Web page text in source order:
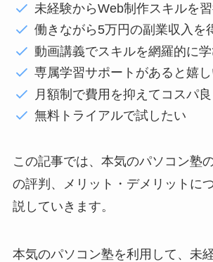
未経験からWeb制作スキルを
働きながら5万円の副業収入を
動画講義でスキルを網羅的に
専属学習サポートがあると嬉
月額制で費用を抑えてコスパ
無料トライアルで試したい
この記事では、本気のパソコン塾
の評判、メリット・デメリットに
説していきます。
本気のパソコン塾を利用して、未